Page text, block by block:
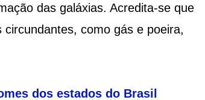
das galáxias. Acredita-se que
como gás e poeira,
dos estados do Brasil